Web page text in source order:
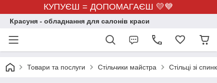
КУПУЄШ = ДОПОМАГАЄШ 💛💙
Красуня - обладнання для салонів краси
Товари та послуги Стільчики майстра Стільці зі